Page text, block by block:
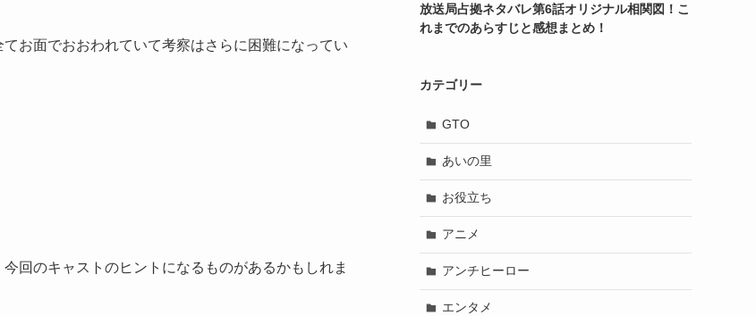
お面でおおわれていて考察はさらに困難になってい
回のキャストのヒントになるものがあるかもしれま
放送局占拠ネタバレ第6話オリジナル相関図！こ
れまでのあらすじと感想まとめ！
カテゴリー
GTO
あいの里
お役立ち
アニメ
アンチヒーロー
エンタメ